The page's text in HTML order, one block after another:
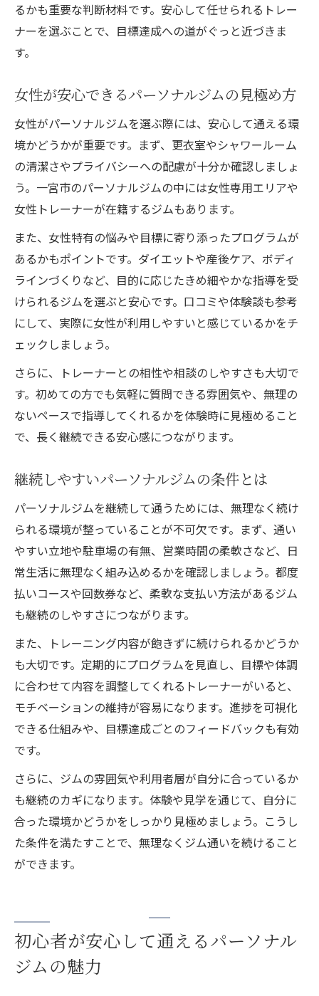
るかも重要な判断材料です。安心して任せられるトレー
ナーを選ぶことで、目標達成への道がぐっと近づきま
す。
女性が安心できるパーソナルジムの見極め方
女性がパーソナルジムを選ぶ際には、安心して通える環
境かどうかが重要です。まず、更衣室やシャワールーム
の清潔さやプライバシーへの配慮が十分か確認しましょ
う。一宮市のパーソナルジムの中には女性専用エリアや
女性トレーナーが在籍するジムもあります。
また、女性特有の悩みや目標に寄り添ったプログラムが
あるかもポイントです。ダイエットや産後ケア、ボディ
ラインづくりなど、目的に応じたきめ細やかな指導を受
けられるジムを選ぶと安心です。口コミや体験談も参考
にして、実際に女性が利用しやすいと感じているかをチ
ェックしましょう。
さらに、トレーナーとの相性や相談のしやすさも大切で
す。初めての方でも気軽に質問できる雰囲気や、無理の
ないペースで指導してくれるかを体験時に見極めること
で、長く継続できる安心感につながります。
継続しやすいパーソナルジムの条件とは
パーソナルジムを継続して通うためには、無理なく続け
られる環境が整っていることが不可欠です。まず、通い
やすい立地や駐車場の有無、営業時間の柔軟さなど、日
常生活に無理なく組み込めるかを確認しましょう。都度
払いコースや回数券など、柔軟な支払い方法があるジム
も継続のしやすさにつながります。
また、トレーニング内容が飽きずに続けられるかどうか
も大切です。定期的にプログラムを見直し、目標や体調
に合わせて内容を調整してくれるトレーナーがいると、
モチベーションの維持が容易になります。進捗を可視化
できる仕組みや、目標達成ごとのフィードバックも有効
です。
さらに、ジムの雰囲気や利用者層が自分に合っているか
も継続のカギになります。体験や見学を通じて、自分に
合った環境かどうかをしっかり見極めましょう。こうし
た条件を満たすことで、無理なくジム通いを続けること
ができます。
初心者が安心して通えるパーソナル
ジムの魅力